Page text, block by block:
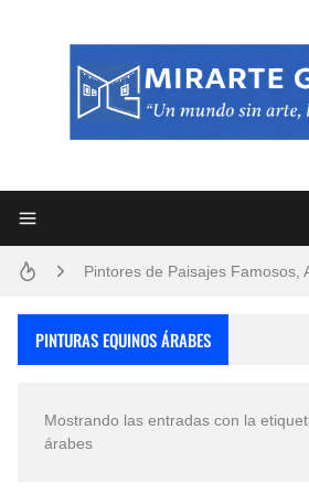
Pintores de Paisajes Famosos,
PINTURAS EQUINOS ÁRABES
Mostrando las entradas con la
árabes